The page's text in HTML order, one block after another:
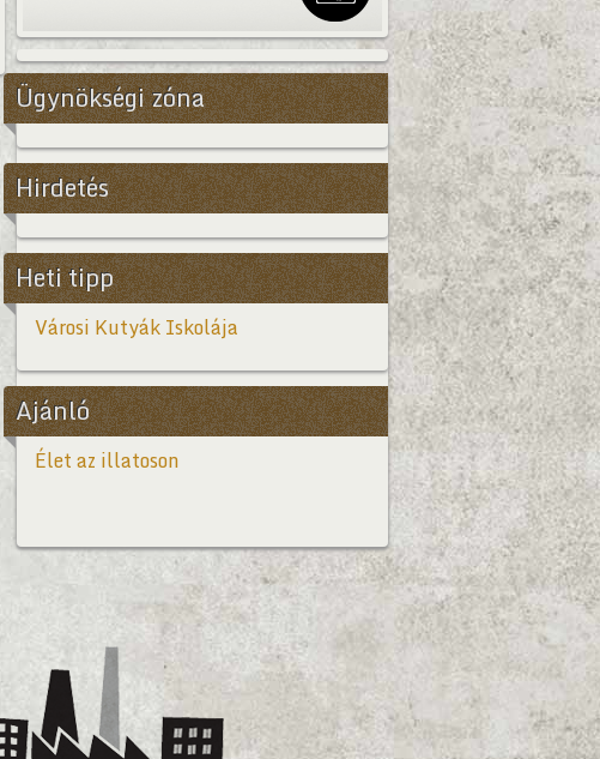
Ügynökségi zóna
Hirdetés
Heti tipp
Városi Kutyák Iskolája
Ajánló
Élet az illatoson